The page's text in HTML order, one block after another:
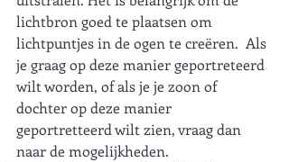
lichtbron goed te plaatsen om
lichtpuntjes in de ogen te creëren.  Als
je graag op deze manier geportreteerd
wilt worden, of als je je zoon of
dochter op deze manier
geportretteerd wilt zien, vraag dan
naar de mogelijkheden.